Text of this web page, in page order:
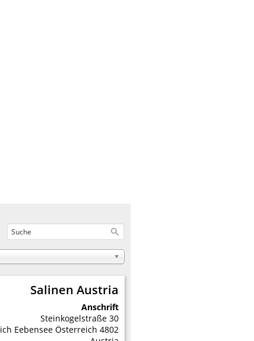
Salinen Austria
Anschrift
Steinkogelstraße 30
Eebensee Österreich 4802